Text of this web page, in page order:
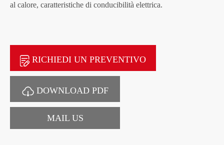
al calore, caratteristiche di conducibilità elettrica.
RICHIEDI UN PREVENTIVO
DOWNLOAD PDF
MAIL US